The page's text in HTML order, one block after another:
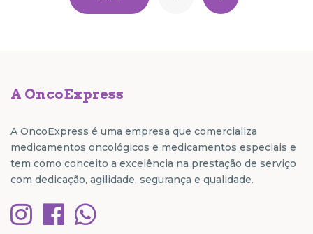
A OncoExpress
A OncoExpress é uma empresa que comercializa
medicamentos oncológicos e medicamentos especiais e
tem como conceito a excelência na prestação de serviço
com dedicação, agilidade, segurança e qualidade.